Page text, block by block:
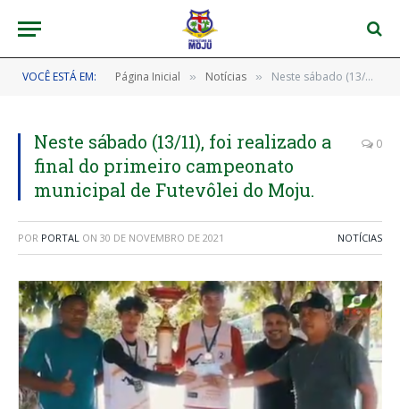
VOCÊ ESTÁ EM: Página Inicial » Notícias » Neste sábado (13/11), foi realizado a final do primeiro campeonato municipal de Futevôlei do Moju.
Neste sábado (13/11), foi realizado a
final do primeiro campeonato
municipal de Futevôlei do Moju.
0
POR PORTAL ON 30 DE NOVEMBRO DE 2021 NOTÍCIAS